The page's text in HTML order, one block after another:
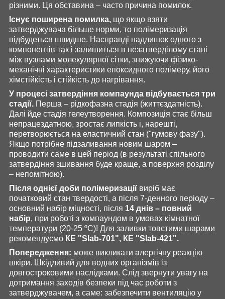
різними. Ця обставина – часто причина помилок.
Існує поширена помилка, що якщо взяти
затверджувача більше норми, то полімеризація
відбудеться швидше. Насправді надлишок одного з
компонентів так і залишиться в незатверділому стані
між вузлами молекулярної сітки, знижуючи фізико-
механічні характеристики епоксидного полімеру, його
хімстійкість і стійкість до нагрівання.
У процесі затвердіння компаунда відбувається три
стадії. Перша – рідкофазна стадія (життєздатність).
Далі йде стадія гелеутворення. Композиція стає більш
непрацездатною, зростає липкість і, нарешті,
перетворюється на еластичний стан ("гумову фазу").
Якщо потрібне підзаливання новим шаром –
проводити саме в цей період (в результаті спільного
затвердіння зшивання буде краще, а поверхня розділу
– непомітною).
Після однієї доби полімеризації виріб має
початковий стан твердості, а після 7-денного періоду –
основний набір міцності, після 14 днів – повний
набір, при роботі з компаундом в умовах кімнатної
температури (20-25 ºС)! Для заливки товстими шарами
рекомендуємо КЕ "Slab-701", КЕ "Slab-421".
Попередження: може викликати алергічну реакцію
шкіри. Шкідливий для водних організмів із
довгостроковими наслідками. Слід звернути увагу на
дотримання заходів безпеки під час роботи з
затверджувачем, а саме: забезпечити вентиляцію у